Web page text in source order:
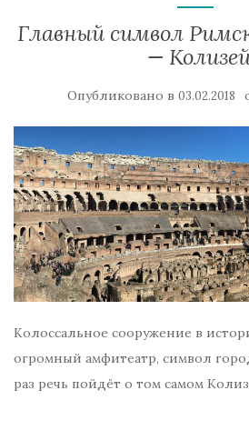
Главный символ
—
Опубликовано в 03.02.2018
Колоссальное сооружение в
огромный амфитеатр, символ
раз речь пойдёт о том самом